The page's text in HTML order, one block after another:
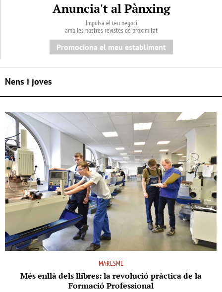
Anuncia't al Pànxing
Impulsa el teu negoci
amb les nostres revistes de proximitat
Promociona el meu establiment
Nens i joves
MARESME
Més enllà dels llibres: la revolució pràctica de la
Formació Professional